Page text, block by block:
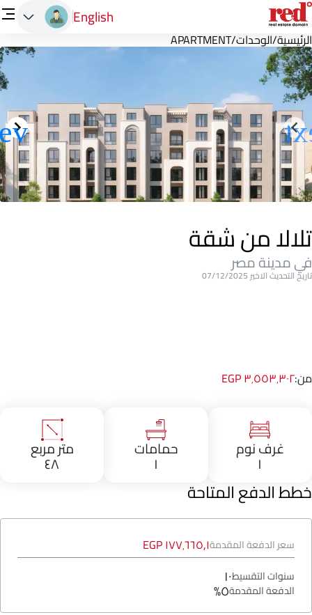
English
الرئيسية/الوحدات/
APARTMENT
تلالا من شقة
في مدينة مصر
تاريخ التحديث الاخير 07/12/2025
من:٣٬٥٥٣٬٣٠٢ EGP
غرف نوم
١
حمامات
١
متر مربع
٤٨
خطط الدفع المتاحة
سعر الدفعة المقدمة١٧٧٬٦٦٥٫١ EGP
سنوات التقسيط١٠
الدفعة المقدمة٥%